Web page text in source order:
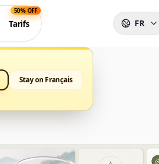
Tarifs
50% OFF
FR
Stay on Français